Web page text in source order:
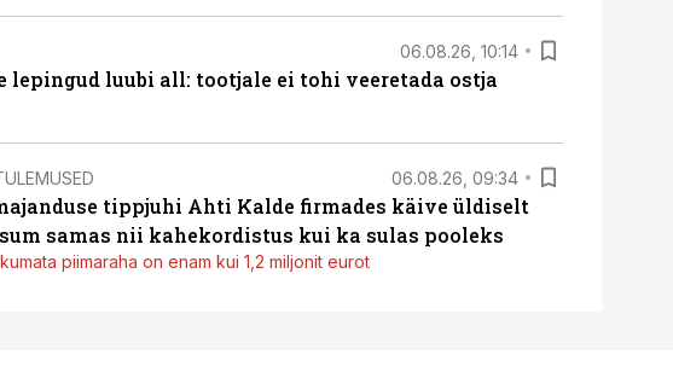
06.08.26, 10:14
lepingud luubi all: tootjale ei tohi veeretada ostja
06.08.26, 09:34
tippjuhi Ahti Kalde firmades käive üldiselt
samas nii kahekordistus kui ka sulas pooleks
piimaraha on enam kui 1,2 miljonit eurot